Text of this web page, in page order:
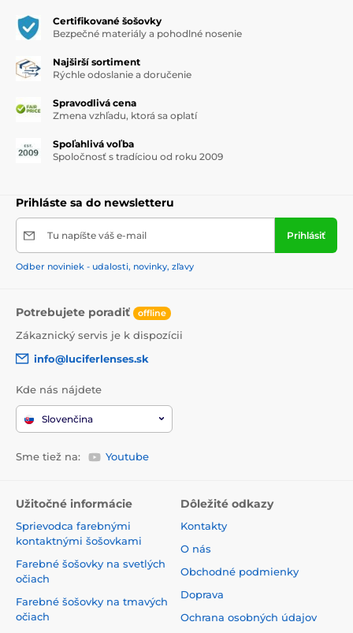
Certifikované šošovky
Bezpečné materiály a pohodlné nosenie
Najširší sortiment
Rýchle odoslanie a doručenie
Spravodlivá cena
Zmena vzhľadu, ktorá sa oplatí
Spoľahlivá voľba
Spoločnosť s tradíciou od roku 2009
Prihláste sa do newsletteru
Tu napíšte váš e-mail Prihlásiť
Odber noviniek - udalosti, novinky, zľavy
Potrebujete poradiť offline
Zákaznický servis je k dispozícii
info@luciferlenses.sk
Kde nás nájdete
Slovenčina
Sme tiež na: Youtube
Užitočné informácie
Sprievodca farebnými
kontaktnými šošovkami
Farebné šošovky na svetlých
očiach
Farebné šošovky na tmavých
očiach
Dôležité odkazy
Kontakty
O nás
Obchodné podmienky
Doprava
Ochrana osobných údajov